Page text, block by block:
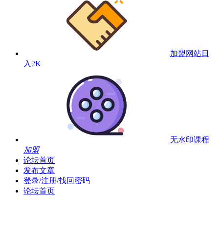
加盟网站日
入2K
无水印课程
加盟
论坛首页
发布文章
登录/注册/找回密码
论坛首页